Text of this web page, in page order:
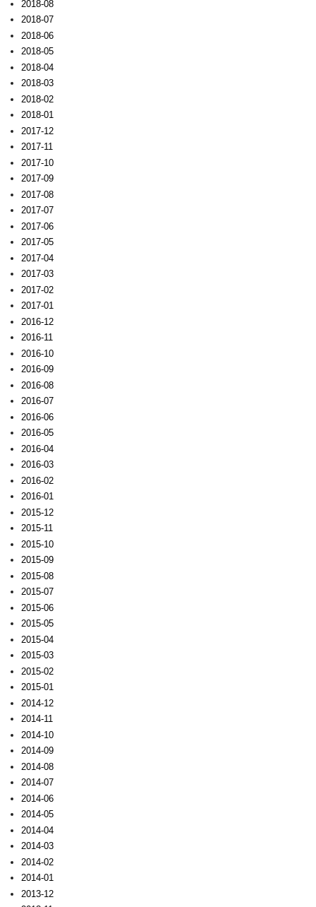
2018-08
2018-07
2018-06
2018-05
2018-04
2018-03
2018-02
2018-01
2017-12
2017-11
2017-10
2017-09
2017-08
2017-07
2017-06
2017-05
2017-04
2017-03
2017-02
2017-01
2016-12
2016-11
2016-10
2016-09
2016-08
2016-07
2016-06
2016-05
2016-04
2016-03
2016-02
2016-01
2015-12
2015-11
2015-10
2015-09
2015-08
2015-07
2015-06
2015-05
2015-04
2015-03
2015-02
2015-01
2014-12
2014-11
2014-10
2014-09
2014-08
2014-07
2014-06
2014-05
2014-04
2014-03
2014-02
2014-01
2013-12